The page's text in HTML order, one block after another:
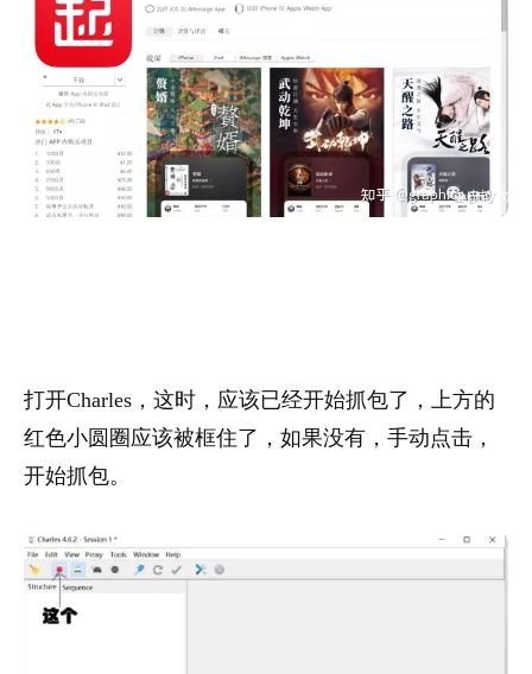
打开Charles，这时，应该已经开始抓包了，上方的
红色小圆圈应该被框住了，如果没有，手动点击，
开始抓包。